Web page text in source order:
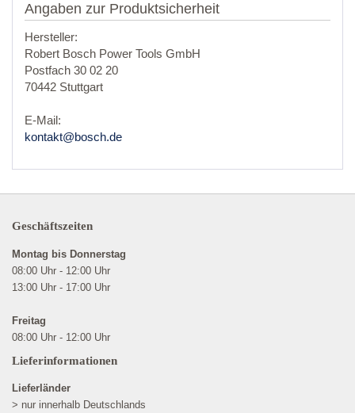
Angaben zur Produktsicherheit
Hersteller:
Robert Bosch Power Tools GmbH
Postfach 30 02 20
70442 Stuttgart
E-Mail:
kontakt@bosch.de
Geschäftszeiten
Montag bis Donnerstag
08:00 Uhr - 12:00 Uhr
13:00 Uhr - 17:00 Uhr
Freitag
08:00 Uhr - 12:00 Uhr
Lieferinformationen
Lieferländer
> nur innerhalb Deutschlands